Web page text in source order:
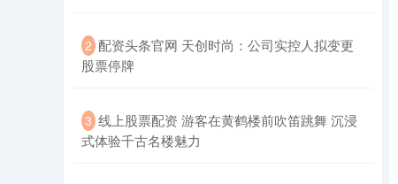
创业板指 3563.12 +47.56 +1.35%
2 ​配资头条官网 天创时尚：公司实控人拟变更
股票停牌
3 ​线上股票配资 游客在黄鹤楼前吹笛跳舞 沉浸
式体验千古名楼魅力